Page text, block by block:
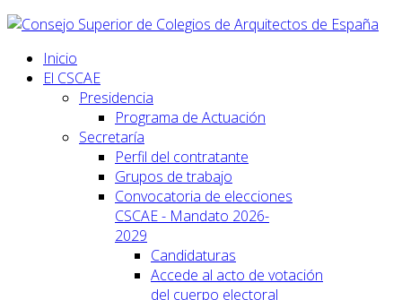
Inicio
El CSCAE
Presidencia
Programa de Actuación
Secretaría
Perfil del contratante
Grupos de trabajo
Convocatoria de elecciones
CSCAE - Mandato 2026-
2029
Candidaturas
Accede al acto de votación
del cuerpo electoral